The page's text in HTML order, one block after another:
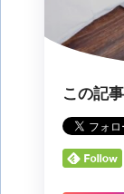
この記